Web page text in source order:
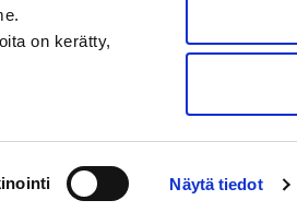
on kerätty,
Näytä tiedot